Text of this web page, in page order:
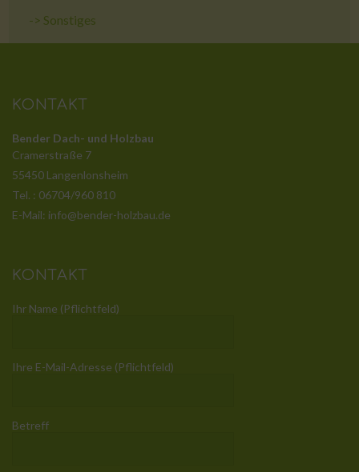
-> Sonstiges
KONTAKT
Bender Dach- und Holzbau
Cramerstraße 7
55450 Langenlonsheim
Tel. : 06704/960 810
E-Mail: info@bender-holzbau.de
KONTAKT
Ihr Name (Pflichtfeld)
Ihre E-Mail-Adresse (Pflichtfeld)
Betreff